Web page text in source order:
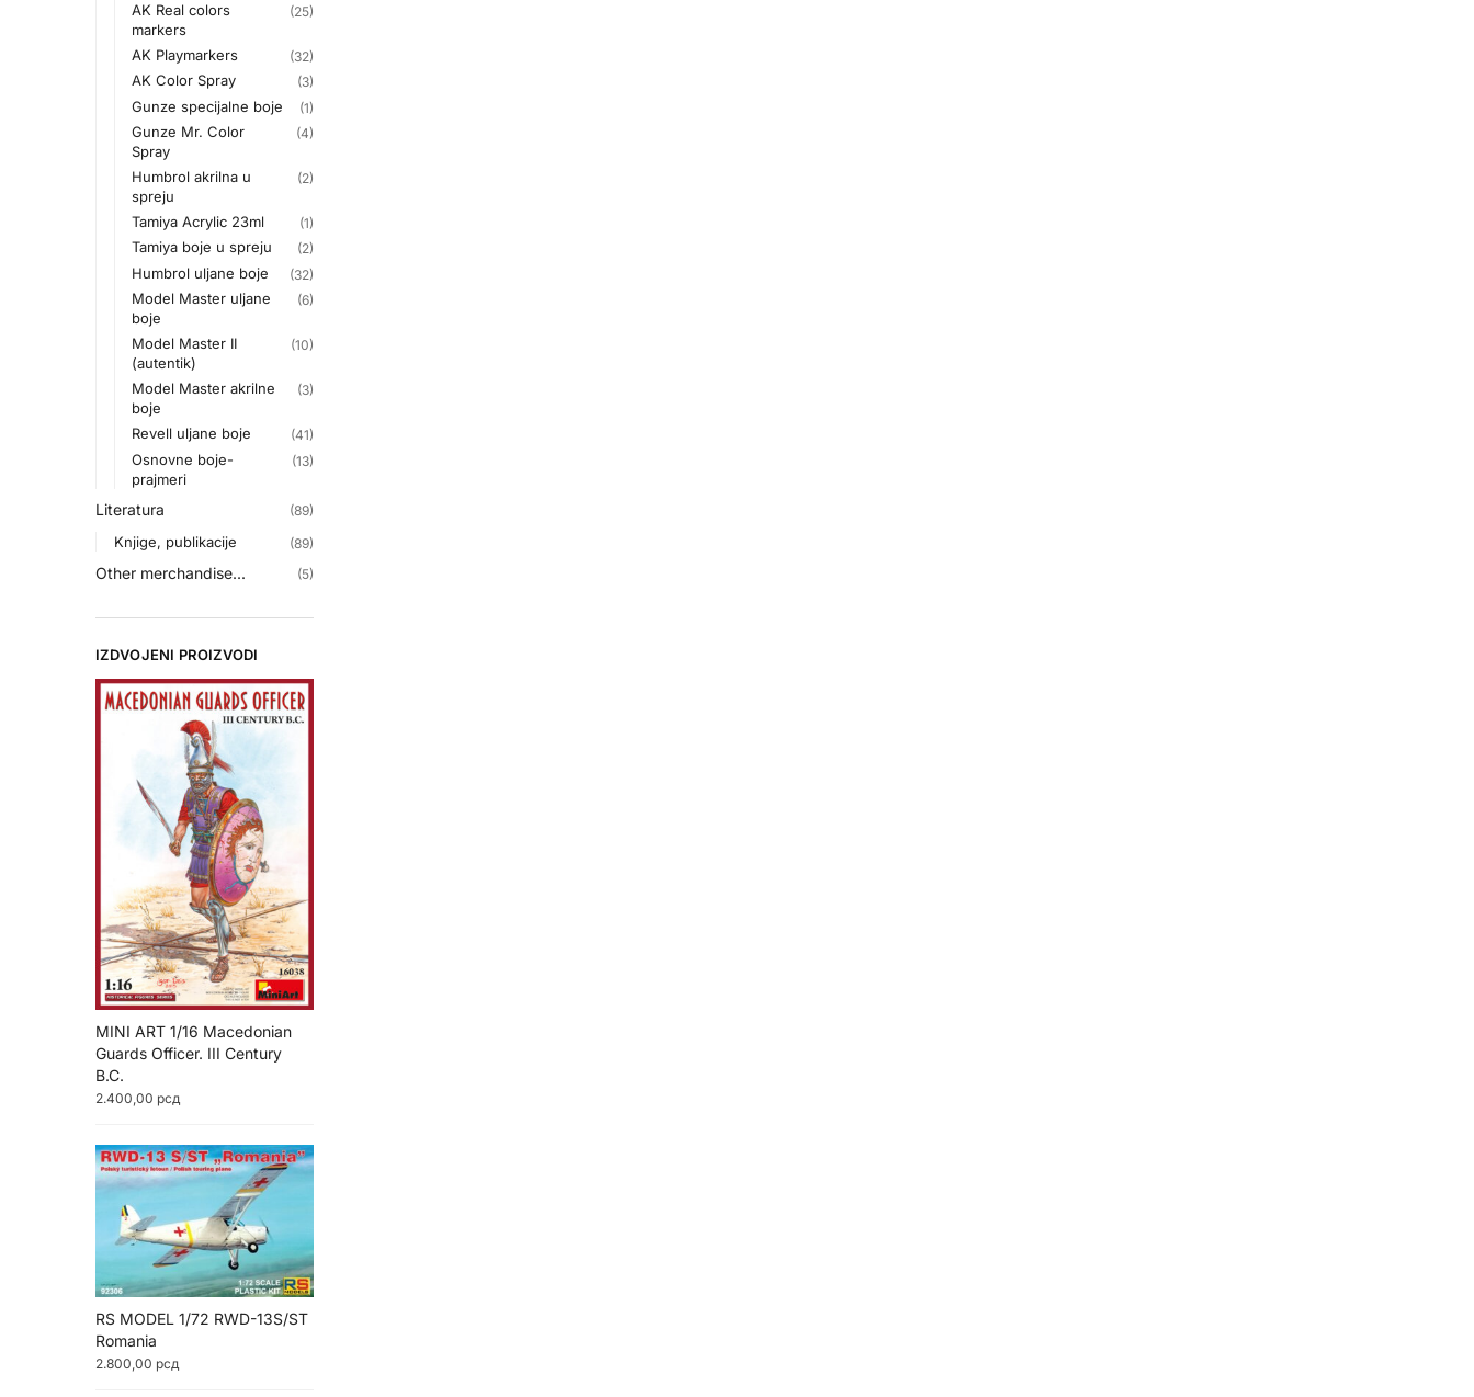
AK Real colors
markers
(25)
AK Playmarkers (32)
AK Color Spray (3)
Gunze specijalne boje (1)
Gunze Mr. Color
Spray
(4)
Humbrol akrilna u
spreju
(2)
Tamiya Acrylic 23ml (1)
Tamiya boje u spreju (2)
Humbrol uljane boje (32)
Model Master uljane
boje
(6)
Model Master II
(autentik)
(10)
Model Master akrilne
boje
(3)
Revell uljane boje (41)
Osnovne boje-
prajmeri
(13)
Literatura (89)
Knjige, publikacije (89)
Other merchandise... (5)
IZDVOJENI PROIZVODI
MINI ART 1/16 Macedonian
Guards Officer. III Century
B.C.
2.400,00 рсд
RS MODEL 1/72 RWD-13S/ST
Romania
2.800,00 рсд